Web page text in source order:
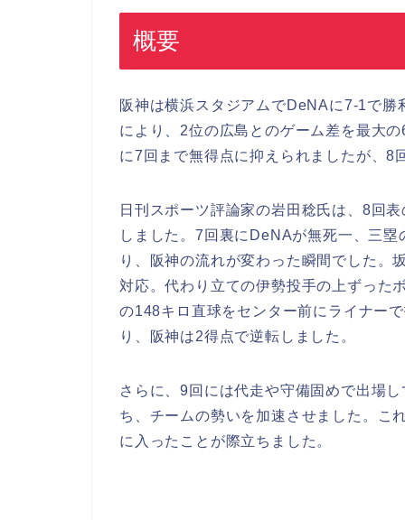
概要
阪神は横浜スタジアムでDeNAに7-1で
により、2位の広島とのゲーム差を最大
に7回まで無得点に抑えられましたが、8
日刊スポーツ評論家の岩田稔氏は、8回
しました。7回裏にDeNAが無死一、三
り、阪神の流れが変わった瞬間でした。
対応。代わり立ての伊勢投手の上ずった
の148キロ直球をセンター前にライナー
り、阪神は2得点で逆転しました。
さらに、9回には代走や守備固めで出場
ち、チームの勢いを加速させました。こ
に入ったことが際立ちました。